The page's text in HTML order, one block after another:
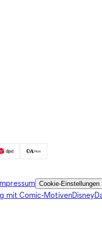
Cookie-Einstellungen
mit Comic-MotivenDisney